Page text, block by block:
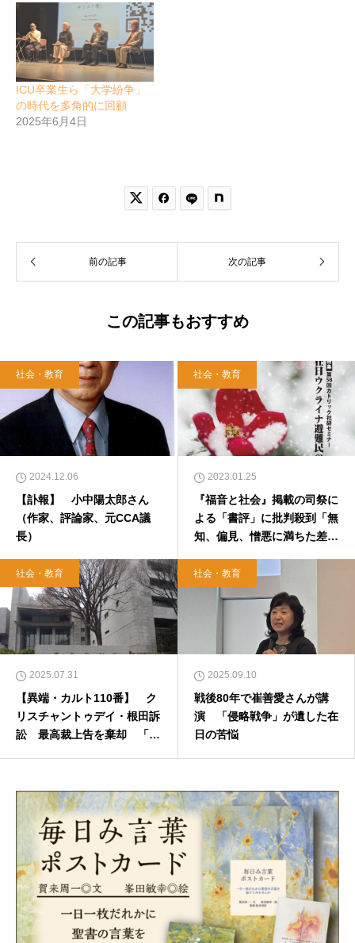
ICU卒業生ら「大学紛争」
の時代を多角的に回顧
2025年6月4日
 
前の記事 次の記事
この記事もおすすめ
社会・教育
2024.12.06
【訃報】 小中陽太郎さん
（作家、評論家、元CCA議
長）
社会・教育
2023.01.25
『福音と社会』掲載の司祭に
よる「書評」に批判殺到「無
知、偏見、憎悪に満ちた差別
見を尊重」
社会・教育
2025.07.31
【異端・カルト110番】 ク
リスチャントゥデイ・根田訴
訟 最高裁上告を棄却 「ダ
に
社会・教育
2025.09.10
戦後80年で崔善愛さんが講
演 「侵略戦争」が遺した在
日の苦悩